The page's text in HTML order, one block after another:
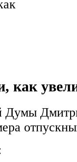
как
Думы